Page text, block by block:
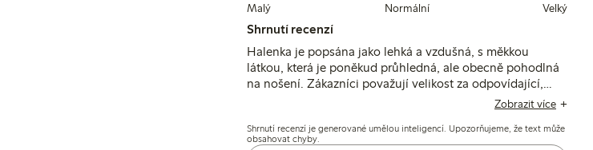
Malý Normální Velký
Shrnutí recenzí
Halenka je popsána jako lehká a vzdušná, s měkkou
látkou, která je poněkud průhledná, ale obecně pohodlná
na nošení. Zákazníci považují velikost za odpovídající,
uvádějí mírně volnější nebo širší střih a oceňují jejíZobrazit více
Shrnutí recenzí je generované umělou inteligencí. Upozorňujeme, že text může
obsahovat chyby.